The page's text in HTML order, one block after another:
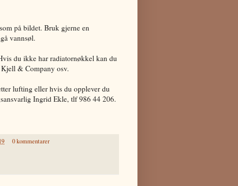
på bildet. Bruk gjerne en
vannsøl.
du ikke har radiatornøkkel kan du
& Company osv.
lufting eller hvis du opplever du
Ingrid Ekle, tlf 986 44 206.
0 kommentarer